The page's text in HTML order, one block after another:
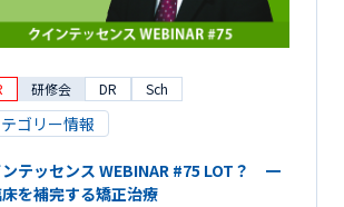
研修会 DR Sch
ゴリー情報
テッセンス WEBINAR #75 LOT？ 一
を補完する矯正治療